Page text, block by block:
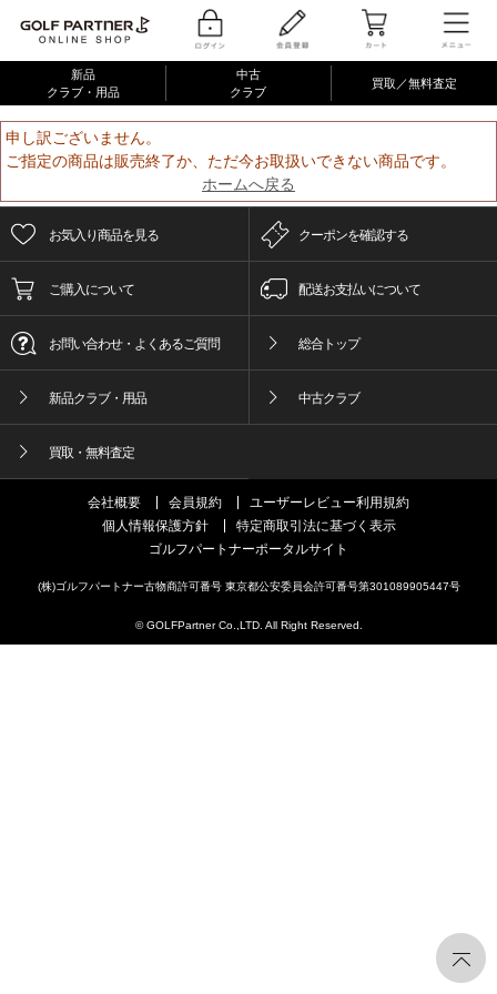
新品
クラブ・用品
中古
クラブ
買取／無料査定
申し訳ございません。
ご指定の商品は販売終了か、ただ今お取扱いできない商品です。
ホームへ戻る
お気入り商品を見る クーポンを確認する
ご購入について 配送お支払いについて
お問い合わせ・よくあるご質問 総合トップ
新品クラブ・用品 中古クラブ
買取・無料査定
会社概要 会員規約
ユーザーレビュー利用規約
個人情報保護方針
特定商取引法に基づく表示
ゴルフパートナーポータルサイト
(株)ゴルフパートナー古物商許可番号 東京都公安委員会許可番号第301089905447号
© GOLFPartner Co.,LTD. All Right Reserved.